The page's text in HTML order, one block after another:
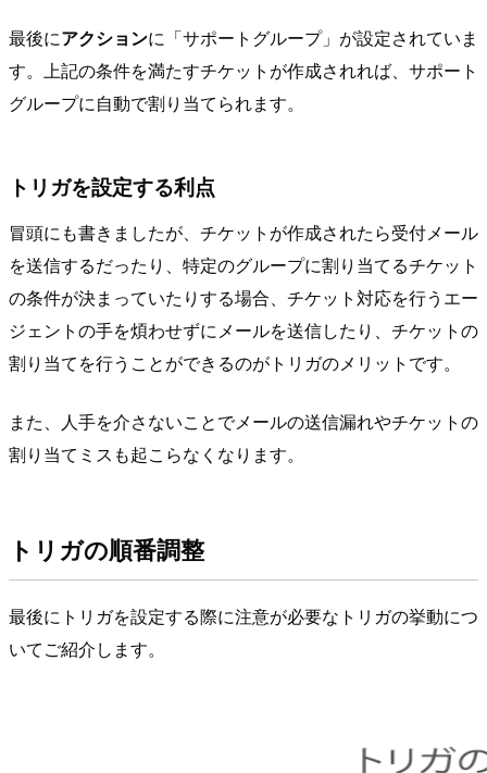
最後にアクションに「サポートグループ」が設定されていま
す。上記の条件を満たすチケットが作成されれば、サポート
グループに自動で割り当てられます。
トリガを設定する利点
冒頭にも書きましたが、チケットが作成されたら受付メール
を送信するだったり、特定のグループに割り当てるチケット
の条件が決まっていたりする場合、チケット対応を行うエー
ジェントの手を煩わせずにメールを送信したり、チケットの
割り当てを行うことができるのがトリガのメリットです。
また、人手を介さないことでメールの送信漏れやチケットの
割り当てミスも起こらなくなります。
トリガの順番調整
最後にトリガを設定する際に注意が必要なトリガの挙動につ
いてご紹介します。